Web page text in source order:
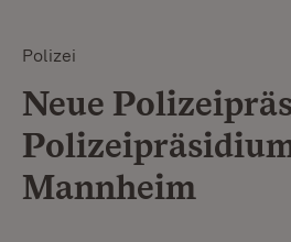
Polizei
Neue
Mannheim